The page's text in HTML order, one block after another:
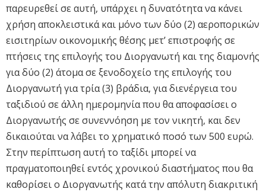
παρευρεθεί σε αυτή, υπάρχει η δυνατότητα να κάνει
χρήση αποκλειστικά και μόνο των δύο (2) αεροπορικών
εισιτηρίων οικονομικής θέσης μετ’ επιστροφής σε
πτήσεις της επιλογής του Διοργανωτή και της διαμονής
για δύο (2) άτομα σε ξενοδοχείο της επιλογής του
Διοργανωτή για τρία (3) βράδια, για διενέργεια του
ταξιδιού σε άλλη ημερομηνία που θα αποφασίσει ο
Διοργανωτής σε συνεννόηση με τον νικητή, και δεν
δικαιούται να λάβει το χρηματικό ποσό των 500 ευρώ.
Στην περίπτωση αυτή το ταξίδι μπορεί να
πραγματοποιηθεί εντός χρονικού διαστήματος που θα
καθορίσει ο Διοργανωτής κατά την απόλυτη διακριτική